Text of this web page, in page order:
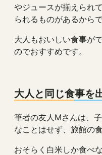
やジュースが揃えられ
られるものがあるからで
大人もおいしい食事が
のでおすすめです。
大人と同じ食事を
筆者の友人Mさんは、
なことはせず、旅館の
おそらく白米しか食べ